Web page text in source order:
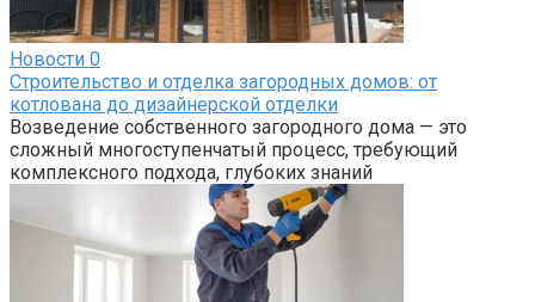
Новости 0
Строительство и отделка загородных домов: от
котлована до дизайнерской отделки
Возведение собственного загородного дома — это
сложный многоступенчатый процесс, требующий
комплексного подхода, глубоких знаний